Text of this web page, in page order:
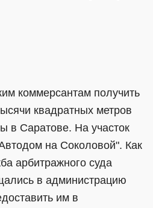
коммерсантам получить
квадратных метров
в Саратове. На участок
на Соколовой". Как
арбитражного суда
в администрацию
им в